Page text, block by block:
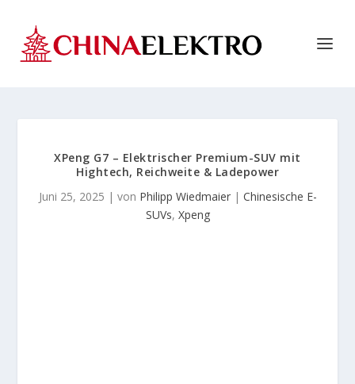
XPeng G7 – Elektrischer Premium-SUV mit
Hightech, Reichweite & Ladepower
Juni 25, 2025 | von Philipp Wiedmaier| Chinesische E-
SUVs, Xpeng